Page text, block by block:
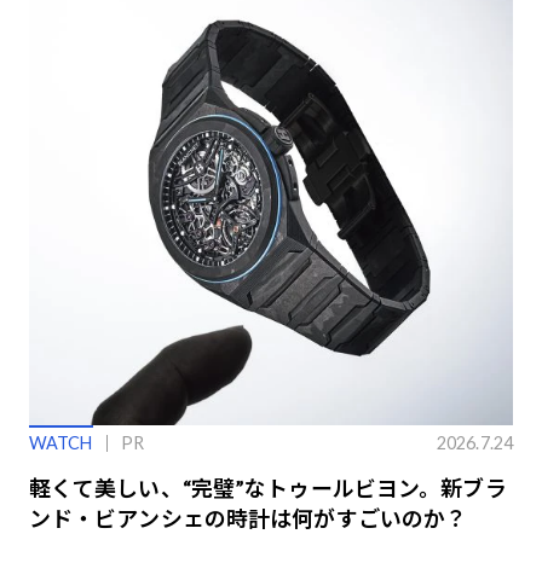
WATCH PR 2026.7.24
軽くて美しい、“完璧”なトゥールビヨン。新ブラ
ンド・ビアンシェの時計は何がすごいのか？